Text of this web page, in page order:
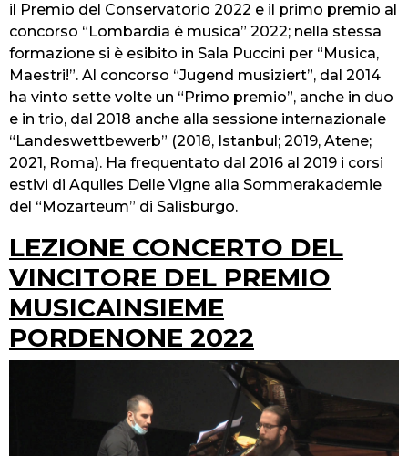
il Premio del Conservatorio 2022 e il primo premio al
concorso “Lombardia è musica” 2022; nella stessa
formazione si è esibito in Sala Puccini per “Musica,
Maestri!”. Al concorso “Jugend musiziert”, dal 2014
ha vinto sette volte un “Primo premio”, anche in duo
e in trio, dal 2018 anche alla sessione internazionale
“Landeswettbewerb” (2018, Istanbul; 2019, Atene;
2021, Roma). Ha frequentato dal 2016 al 2019 i corsi
estivi di Aquiles Delle Vigne alla Sommerakademie
del “Mozarteum” di Salisburgo.
LEZIONE CONCERTO DEL
VINCITORE DEL PREMIO
MUSICAINSIEME
PORDENONE 2022